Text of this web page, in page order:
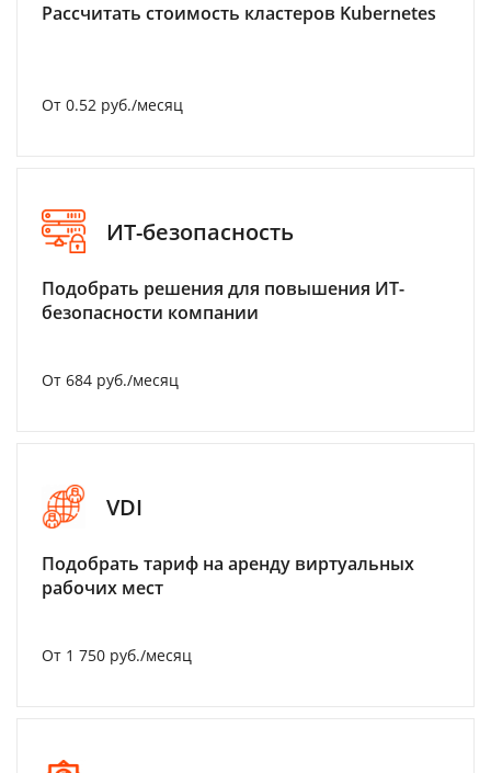
Рассчитать стоимость кластеров Kubernetes
От 0.52 руб./месяц
ИТ-безопасность
Подобрать решения для повышения ИТ-
безопасности компании
От 684 руб./месяц
VDI
Подобрать тариф на аренду виртуальных
рабочих мест
От 1 750 руб./месяц